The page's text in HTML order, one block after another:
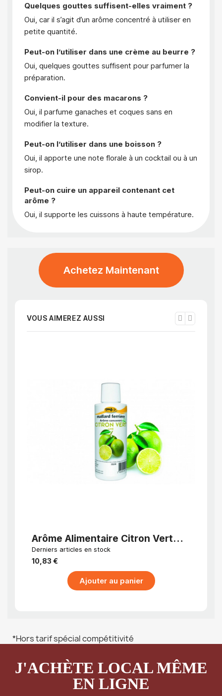
Quelques gouttes suffisent-elles vraiment ?
Oui, car il s’agit d’un arôme concentré à utiliser en
petite quantité.
Peut-on l’utiliser dans une crème au beurre ?
Oui, quelques gouttes suffisent pour parfumer la
préparation.
Convient-il pour des macarons ?
Oui, il parfume ganaches et coques sans en
modifier la texture.
Peut-on l’utiliser dans une boisson ?
Oui, il apporte une note florale à un cocktail ou à un
sirop.
Peut-on cuire un appareil contenant cet
arôme ?
Oui, il supporte les cuissons à haute température.
Achetez Maintenant
VOUS AIMEREZ AUSSI
Arôme Alimentaire Citron Vert
Concentré 125 ml
Derniers articles en stock
10,83 €
Ajouter au panier
*Hors tarif spécial compétitivité
J'ACHÈTE LOCAL MÊME
EN LIGNE